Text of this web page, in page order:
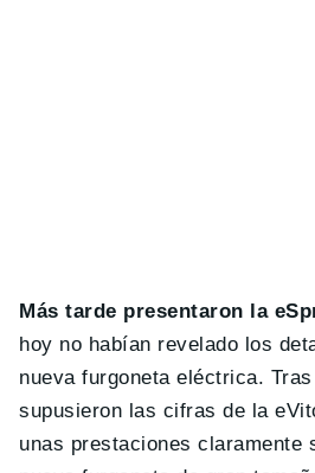
Más tarde presentaron la
hoy no habían revelado los
nueva furgoneta eléctrica.
supusieron las cifras de la
unas prestaciones claramente